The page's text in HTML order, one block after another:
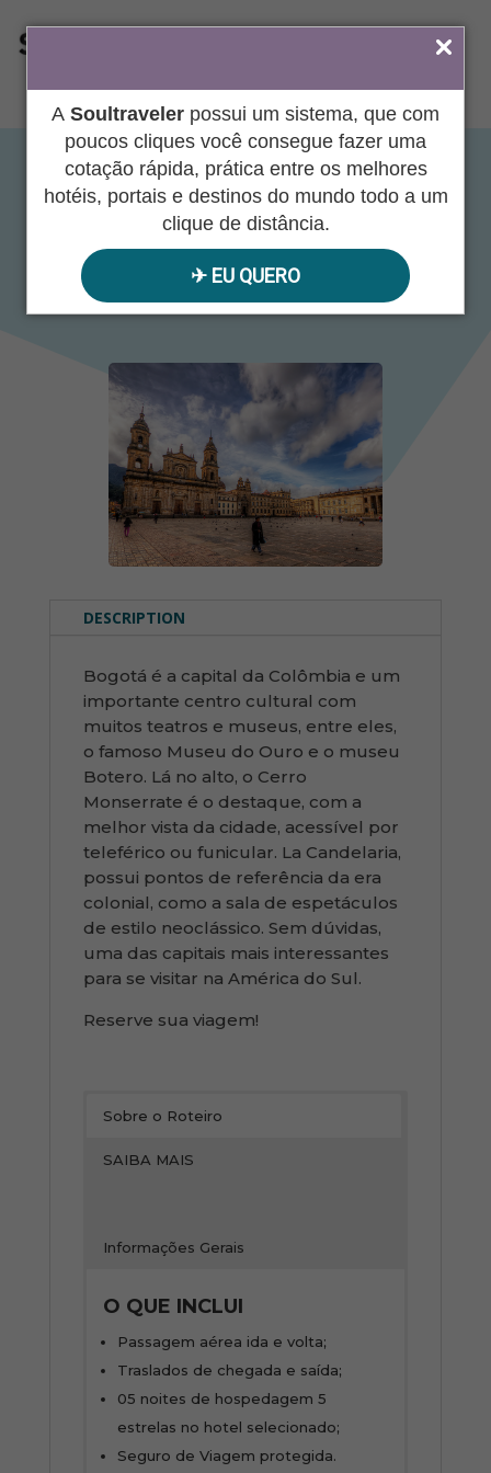
A Soultraveler possui um sistema, que com
poucos cliques você consegue fazer uma
cotação rápida, prática entre os melhores
hotéis, portais e destinos do mundo todo a um
clique de distância.
✈︎ EU QUERO
ÁREA DO AGENTE
BOGOTÁ
DESCRIPTION
Bogotá é a capital da Colômbia e um
importante centro cultural com
muitos teatros e museus, entre eles,
o famoso Museu do Ouro e o museu
Botero. Lá no alto, o Cerro
Monserrate é o destaque, com a
melhor vista da cidade, acessível por
teleférico ou funicular. La Candelaria,
possui pontos de referência da era
colonial, como a sala de espetáculos
de estilo neoclássico. Sem dúvidas,
uma das capitais mais interessantes
para se visitar na América do Sul.
Reserve sua viagem!
Sobre o Roteiro
SAIBA MAIS
Informações Gerais
O QUE INCLUI
Passagem aérea ida e volta;
Traslados de chegada e saída;
05 noites de hospedagem 5
estrelas no hotel selecionado;
Seguro de Viagem protegida.